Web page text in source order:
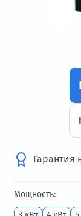
Гарантия
Мощность: